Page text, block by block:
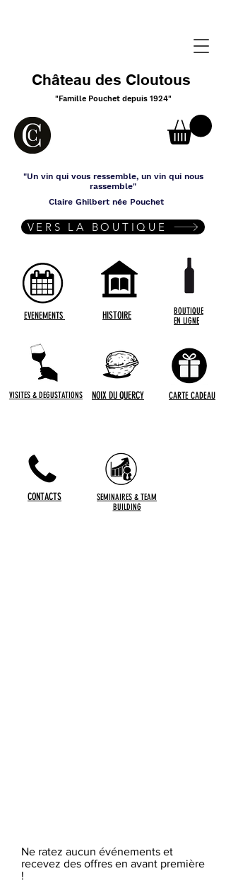
Château des Cloutous
"Famille Pouchet depuis 1924"
"Un vin qui vous ressemble, un vin qui nous
rassemble"
Claire Ghilbert née Pouchet
VERS LA BOUTIQUE
EVENEMENTS HISTOIRE
BOUTIQUE
EN LIGNE
VISITES & DEGUSTATIONS NOIX DU QUERCY CARTE CADEAU
CONTACTS
SEMINAIRES & TEAM
BUILDING
Ne ratez aucun événements et
recevez des offres en avant première
!